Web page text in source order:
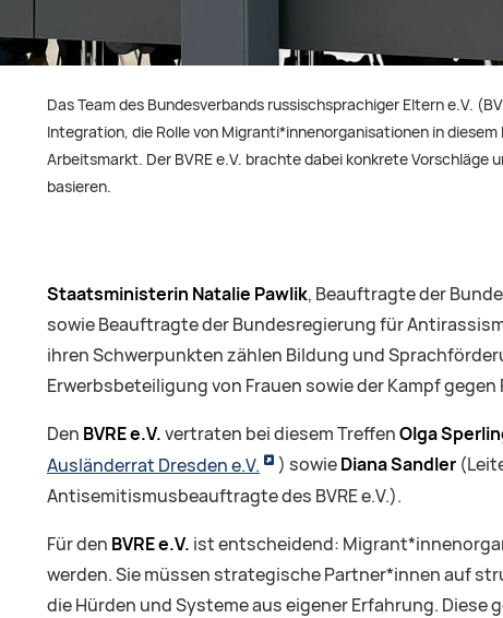
Das Team des Bundesverbands russischsprachiger Eltern e.V.
Integration, die Rolle von Migranti*innenorganisationen in
Arbeitsmarkt. Der BVRE e.V. brachte dabei konkrete Vorschläge
basieren.
Staatsministerin Natalie Pawlik, Beauftragte der
sowie Beauftragte der Bundesregierung für
ihren Schwerpunkten zählen Bildung und
Erwerbsbeteiligung von Frauen sowie der Kampf gegen
Den BVRE e.V.vertraten bei diesem TreffenOlga
Ausländerrat Dresden e.V.
) sowieDiana Sandler
Antisemitismusbeauftragte des BVRE e.V.).
Für den BVRE e.V. ist entscheidend:
werden. Sie müssen strategische Partner*innen auf
die Hürden und Systeme aus eigener Erfahrung.